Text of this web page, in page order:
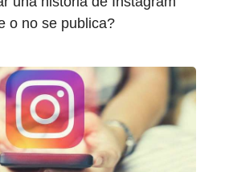
o no se publica?